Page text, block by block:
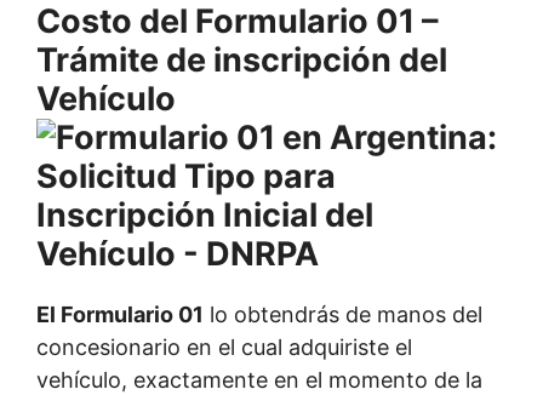
Costo del Formulario 01 –
Trámite de inscripción del
Vehículo
El Formulario 01 lo obtendrás de manos del
concesionario en el cual adquiriste el
vehículo, exactamente en el momento de la